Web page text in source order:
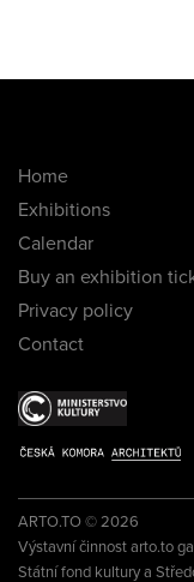
Home
Exhibitions
Calendar
Buy an exhibition
Privacy policy
Contact
ARTO.TO © 2026
Výstavní činnost arto.to
Státní fond kultury a